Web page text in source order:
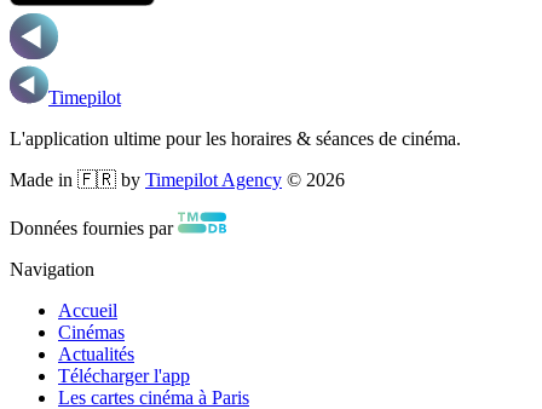
Timepilot
L'application ultime pour les horaires & séances de cinéma.
Made in 🇫🇷 by Timepilot Agency © 2026
Données fournies par
Navigation
Accueil
Cinémas
Actualités
Télécharger l'app
Les cartes cinéma à Paris